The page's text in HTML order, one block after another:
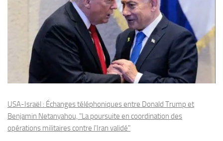
USA-Israël : Échanges téléphoniques entre Donald Trump et
Benjamin Netanyahou, "La poursuite en coordination des
opérations militaires contre l'Iran validé"